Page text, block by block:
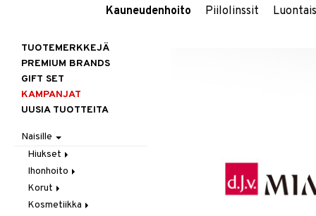
Kauneudenhoito Piilolinssit
TUOTEMERKKEJÄ
PREMIUM BRANDS
GIFT SET
KAMPANJAT
UUSIA TUOTTEITA
Naisille
Hiukset
Gift Set
Harjat / Kammat
Hiuskuurit
Ihonhoito
Aurinkotuotteet
Erikoistuotteet
Korut
Kaulakorut
Kosmetiikka